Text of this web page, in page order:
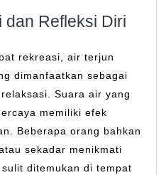
dan Refleksi Diri
rekreasi, air terjun
dimanfaatkan sebagai
Suara air yang
memiliki efek
Beberapa orang bahkan
sekadar menikmati
ditemukan di tempat